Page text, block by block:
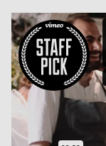
Video
Player